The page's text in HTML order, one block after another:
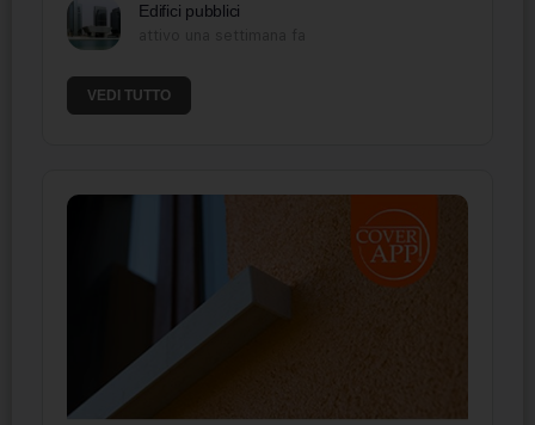
Edifici pubblici
VEDI TUTTO